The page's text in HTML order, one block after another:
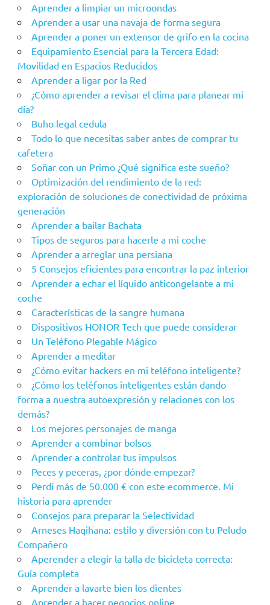
Aprender a limpiar un microondas
Aprender a usar una navaja de forma segura
Aprender a poner un extensor de grifo en la cocina
Equipamiento Esencial para la Tercera Edad:
Movilidad en Espacios Reducidos
Aprender a ligar por la Red
¿Cómo aprender a revisar el clima para planear mi
día?
Buho legal cedula
Todo lo que necesitas saber antes de comprar tu
cafetera
Soñar con un Primo ¿Qué significa este sueño?
Optimización del rendimiento de la red:
exploración de soluciones de conectividad de próxima
generación
Aprender a bailar Bachata
Tipos de seguros para hacerle a mi coche
Aprender a arreglar una persiana
5 Consejos eficientes para encontrar la paz interior
Aprender a echar el líquido anticongelante a mi
coche
Características de la sangre humana
Dispositivos HONOR Tech que puede considerar
Un Teléfono Plegable Mágico
Aprender a meditar
¿Cómo evitar hackers en mi teléfono inteligente?
¿Cómo los teléfonos inteligentes están dando
forma a nuestra autoexpresión y relaciones con los
demás?
Los mejores personajes de manga
Aprender a combinar bolsos
Aprender a controlar tus impulsos
Peces y peceras, ¿por dónde empezar?
Perdí más de 50.000 € con este ecommerce. Mi
historia para aprender
Consejos para preparar la Selectividad
Arneses Haqihana: estilo y diversión con tu Peludo
Compañero
Aperender a elegir la talla de bicicleta correcta:
Guía completa
Aprender a lavarte bien los dientes
Aprender a hacer negocios online